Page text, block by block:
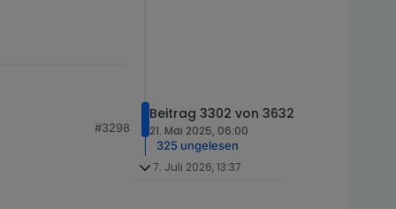
#3298
Beitrag 3302 von 3632
21. Mai 2025, 06:00
325 ungelesen
7. Juli 2026, 13:37